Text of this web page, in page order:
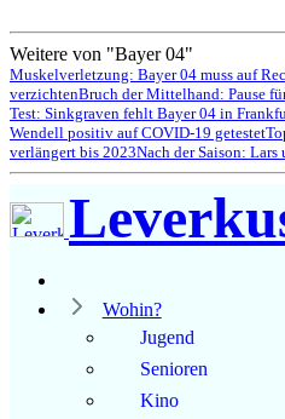
Weitere von "Bayer 04"
Muskelverletzung: Bayer 04 muss auf
verzichtenBruch der Mittelhand: Pause
Test: Sinkgraven fehlt Bayer 04 in
Wendell positiv auf COVID-19 getestet
verlängert bis 2023Nach der Saison: Lars
Wohin?
Jugend
Senioren
Kino